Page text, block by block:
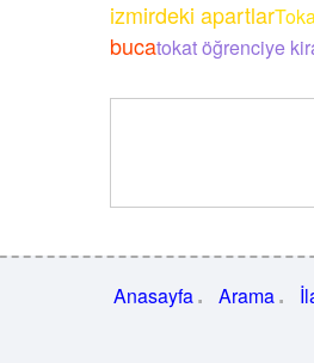
izmirdeki apartlar
bucatokat öğrenciye
Anasayfa Arama